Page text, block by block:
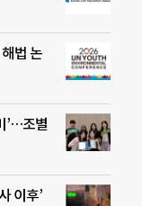
법 논
’…조별
이후’